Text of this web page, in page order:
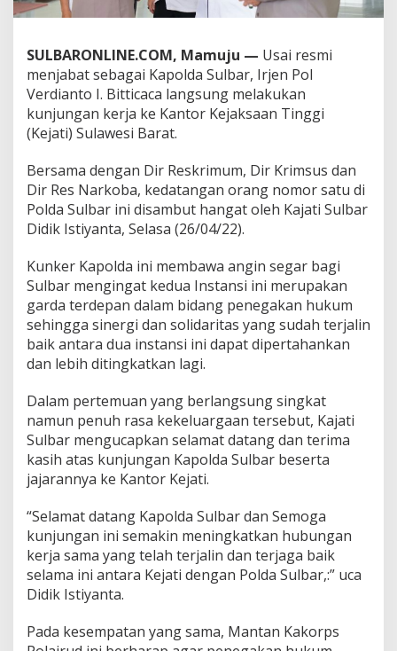
a
n
H
k
,
K
a
p
o
d
a
S
u
l
b
a
r
e
r
k
u
n
j
n
g
k
e
K
a
SULBARONLINE.COM, Mamuju — Usai resmi
menjabat sebagai Kapolda Sulbar, Irjen Pol
Verdianto I. Bitticaca langsung melakukan
kunjungan kerja ke Kantor Kejaksaan Tinggi
(Kejati) Sulawesi Barat.
Bersama dengan Dir Reskrimum, Dir Krimsus dan
Dir Res Narkoba, kedatangan orang nomor satu di
Polda Sulbar ini disambut hangat oleh Kajati Sulbar
Didik Istiyanta, Selasa (26/04/22).
Kunker Kapolda ini membawa angin segar bagi
Sulbar mengingat kedua Instansi ini merupakan
garda terdepan dalam bidang penegakan hukum
sehingga sinergi dan solidaritas yang sudah terjalin
baik antara dua instansi ini dapat dipertahankan
dan lebih ditingkatkan lagi.
Dalam pertemuan yang berlangsung singkat
namun penuh rasa kekeluargaan tersebut, Kajati
Sulbar mengucapkan selamat datang dan terima
kasih atas kunjungan Kapolda Sulbar beserta
jajarannya ke Kantor Kejati.
“Selamat datang Kapolda Sulbar dan Semoga
kunjungan ini semakin meningkatkan hubungan
kerja sama yang telah terjalin dan terjaga baik
selama ini antara Kejati dengan Polda Sulbar,:” uca
Didik Istiyanta.
Pada kesempatan yang sama, Mantan Kakorps